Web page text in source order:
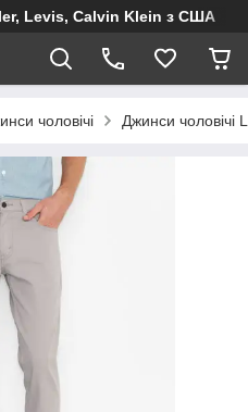
Levis, Calvin Klein з США
чоловічі Джинси чоловічі